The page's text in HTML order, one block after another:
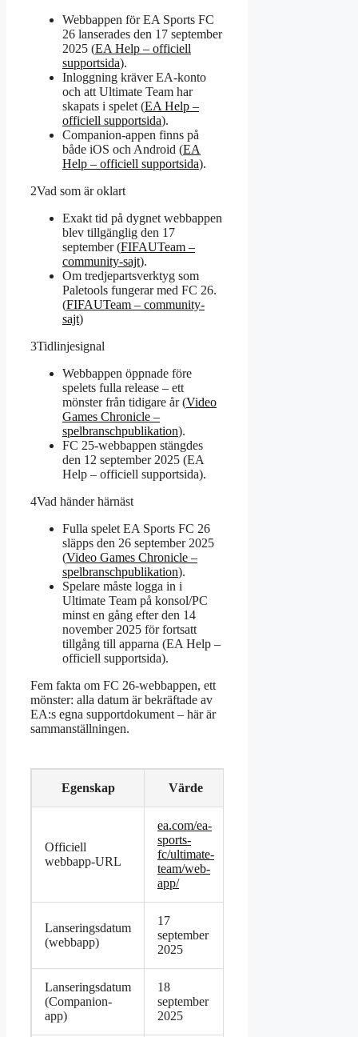
Webbappen för EA Sports FC
26 lanserades den 17 september
2025 (EA Help – officiell
supportsida).
Inloggning kräver EA-konto
och att Ultimate Team har
skapats i spelet (EA Help –
officiell supportsida).
Companion-appen finns på
både iOS och Android (EA
Help – officiell supportsida).
2Vad som är oklart
Exakt tid på dygnet webbappen
blev tillgänglig den 17
september (FIFAUTeam –
community-sajt).
Om tredjepartsverktyg som
Paletools fungerar med FC 26.
(FIFAUTeam – community-
sajt)
3Tidlinjesignal
Webbappen öppnade före
spelets fulla release – ett
mönster från tidigare år (Video
Games Chronicle –
spelbranschpublikation).
FC 25-webbappen stängdes
den 12 september 2025 (EA
Help – officiell supportsida).
4Vad händer härnäst
Fulla spelet EA Sports FC 26
släpps den 26 september 2025
(Video Games Chronicle –
spelbranschpublikation).
Spelare måste logga in i
Ultimate Team på konsol/PC
minst en gång efter den 14
november 2025 för fortsatt
tillgång till apparna (EA Help –
officiell supportsida).
Fem fakta om FC 26-webbappen, ett
mönster: alla datum är bekräftade av
EA:s egna supportdokument – här är
sammanställningen.
Egenskap Värde
Officiell
webbapp-URL
ea.com/ea-
sports-
fc/ultimate-
team/web-
app/
Lanseringsdatum
(webbapp)
17
september
2025
Lanseringsdatum
(Companion-
app)
18
september
2025